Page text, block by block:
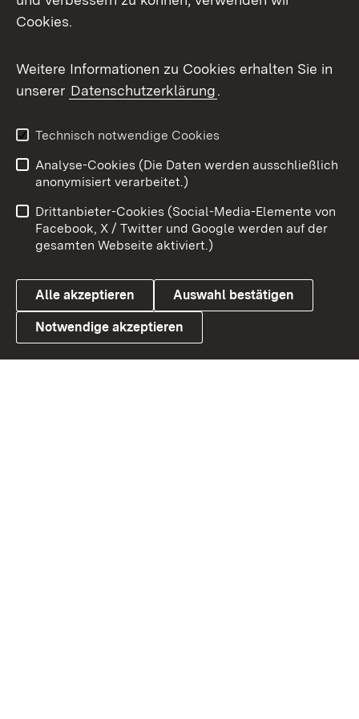
X / Twitter
Youtube
Link zum Landesportal
Impressum
Kontakt
Barrierefreiheit
Datenschutz
Cookies
Cookies.
Weitere Informationen zu Cookies erhalten Sie in
unserer Datenschutzerklärung.
Technisch notwendige Cookies
Analyse-Cookies (Die Daten werden ausschließlich
anonymisiert verarbeitet.)
Drittanbieter-Cookies (Social-Media-Elemente von
Facebook, X / Twitter und Google werden auf der
gesamten Webseite aktiviert.)
Alle akzeptieren Auswahl bestätigen
Notwendige akzeptieren